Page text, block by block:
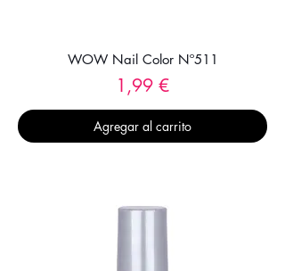
WOW Nail Color Nº511
Precio
1,99 €
Agregar al carrito